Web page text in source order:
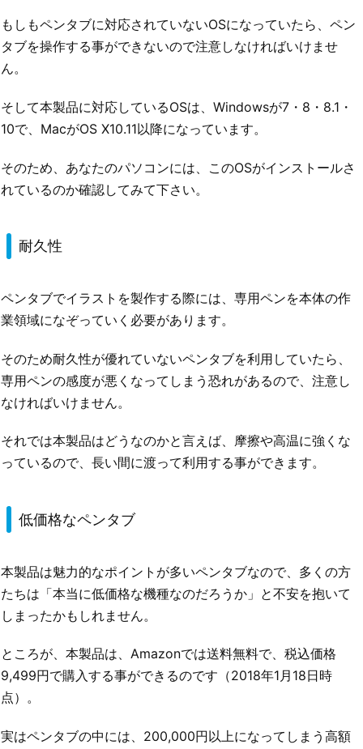
もしもペンタブに対応されていないOSになっていたら、ペン
タブを操作する事ができないので注意しなければいけませ
ん。
そして本製品に対応しているOSは、Windowsが7・8・8.1・
10で、MacがOS X10.11以降になっています。
そのため、あなたのパソコンには、このOSがインストールさ
れているのか確認してみて下さい。
耐久性
ペンタブでイラストを製作する際には、専用ペンを本体の作
業領域になぞっていく必要があります。
そのため耐久性が優れていないペンタブを利用していたら、
専用ペンの感度が悪くなってしまう恐れがあるので、注意し
なければいけません。
それでは本製品はどうなのかと言えば、摩擦や高温に強くな
っているので、長い間に渡って利用する事ができます。
低価格なペンタブ
本製品は魅力的なポイントが多いペンタブなので、多くの方
たちは「本当に低価格な機種なのだろうか」と不安を抱いて
しまったかもしれません。
ところが、本製品は、Amazonでは送料無料で、税込価格
9,499円で購入する事ができるのです（2018年1月18日時
点）。
実はペンタブの中には、200,000円以上になってしまう高額